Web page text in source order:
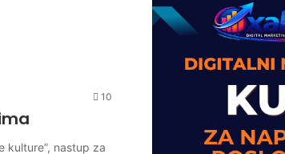
10
kulture”, nastup za